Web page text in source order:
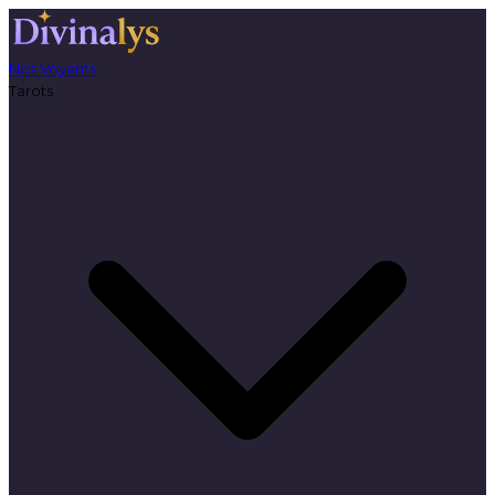
Nos Voyants
Tarots